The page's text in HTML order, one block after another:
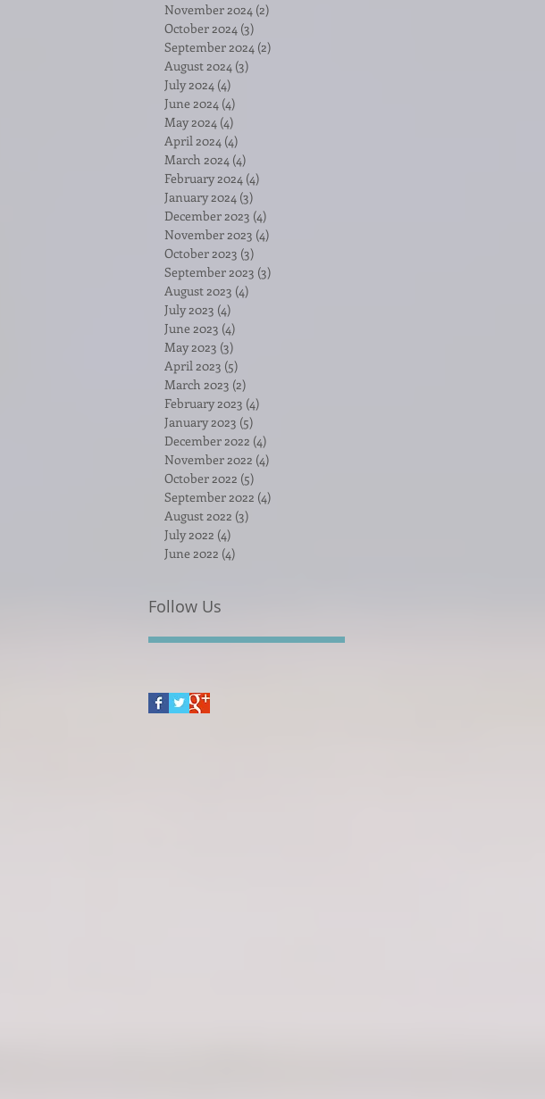
November 2024 (2)
October 2024 (3)
September 2024 (2)
August 2024 (3)
July 2024 (4)
June 2024 (4)
May 2024 (4)
April 2024 (4)
March 2024 (4)
February 2024 (4)
January 2024 (3)
December 2023 (4)
November 2023 (4)
October 2023 (3)
September 2023 (3)
August 2023 (4)
July 2023 (4)
June 2023 (4)
May 2023 (3)
April 2023 (5)
March 2023 (2)
February 2023 (4)
January 2023 (5)
December 2022 (4)
November 2022 (4)
October 2022 (5)
September 2022 (4)
August 2022 (3)
July 2022 (4)
June 2022 (4)
Follow Us